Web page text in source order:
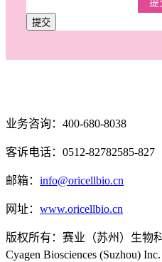
提交
业务咨询：400-680-8038
客诉电话：0512-82782585-827
邮箱： info@oricellbio.cn
网址： www.oricellbio.cn
版权所有：赛业（苏州）生物
Cyagen Biosciences (Suzhou)